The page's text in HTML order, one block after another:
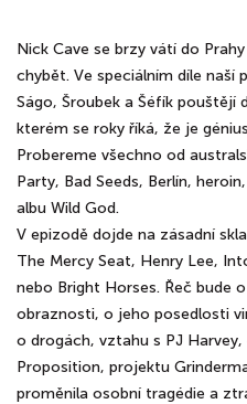
Nick Cave se brzy vátí do
chybět. Ve speciálním díle naší
Ságo, Šroubek a Šéfík
kterém se roky říká, že je
Probereme všechno od
Party, Bad Seeds, Berlín,
albu Wild God.
V epizodě dojde na zásadní
The Mercy Seat, Henry Lee,
nebo Bright Horses. Řeč bude
obraznosti, o jeho posedlosti
o drogách, vztahu s PJ
Proposition, projektu
proměnila osobní tragédie a